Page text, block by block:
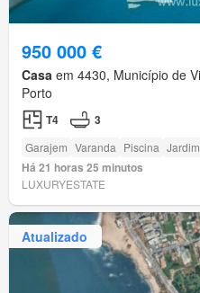
950 000 €
Casa em 4430, Município de
Porto
T4 3
Garajem Varanda Piscina Jardim
Há 21 horas 25 minutos
LUXURYESTATE
Atualizado